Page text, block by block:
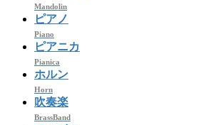
Mandolin
ピアノ
Piano
ピアニカ
Pianica
ホルン
Horn
吹奏楽
BrassBand